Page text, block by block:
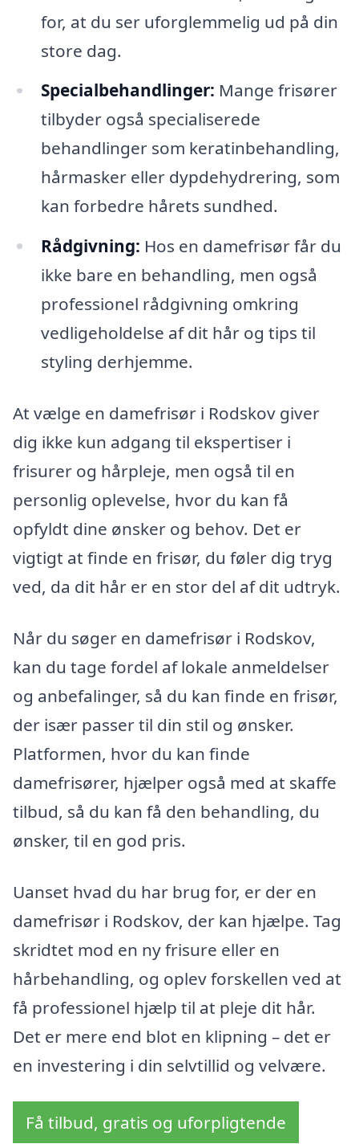
for, at du ser uforglemmelig ud på din
store dag.
Specialbehandlinger: Mange frisører
tilbyder også specialiserede
behandlinger som keratinbehandling,
hårmasker eller dypdehydrering, som
kan forbedre hårets sundhed.
Rådgivning: Hos en damefrisør får du
ikke bare en behandling, men også
professionel rådgivning omkring
vedligeholdelse af dit hår og tips til
styling derhjemme.
At vælge en damefrisør i Rodskov giver
dig ikke kun adgang til ekspertiser i
frisurer og hårpleje, men også til en
personlig oplevelse, hvor du kan få
opfyldt dine ønsker og behov. Det er
vigtigt at finde en frisør, du føler dig tryg
ved, da dit hår er en stor del af dit udtryk.
Når du søger en damefrisør i Rodskov,
kan du tage fordel af lokale anmeldelser
og anbefalinger, så du kan finde en frisør,
der især passer til din stil og ønsker.
Platformen, hvor du kan finde
damefrisører, hjælper også med at skaffe
tilbud, så du kan få den behandling, du
ønsker, til en god pris.
Uanset hvad du har brug for, er der en
damefrisør i Rodskov, der kan hjælpe. Tag
skridtet mod en ny frisure eller en
hårbehandling, og oplev forskellen ved at
få professionel hjælp til at pleje dit hår.
Det er mere end blot en klipning – det er
en investering i din selvtillid og velvære.
Få tilbud, gratis og uforpligtende